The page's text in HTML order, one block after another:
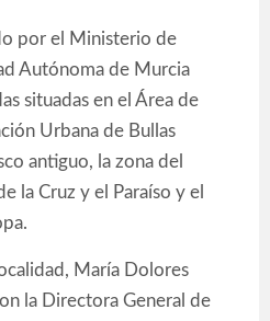
por el Ministerio de
Autónoma de Murcia
situadas en el Área de
Urbana de Bullas
antiguo, la zona del
la Cruz y el Paraíso y el
María Dolores
la Directora General de